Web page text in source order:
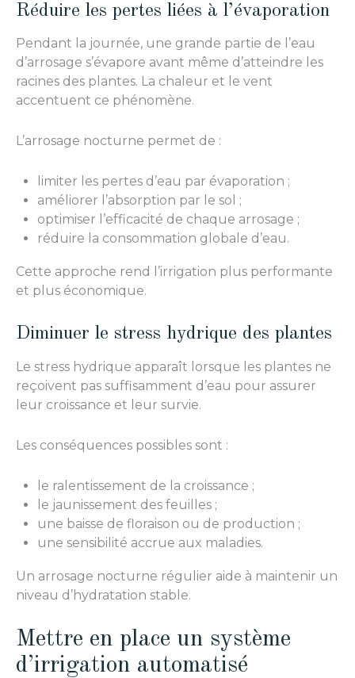
Réduire les pertes liées à l’évaporation
Pendant la journée, une grande partie de l’eau
d’arrosage s’évapore avant même d’atteindre les
racines des plantes. La chaleur et le vent
accentuent ce phénomène.
L’arrosage nocturne permet de :
limiter les pertes d’eau par évaporation ;
améliorer l’absorption par le sol ;
optimiser l’efficacité de chaque arrosage ;
réduire la consommation globale d’eau.
Cette approche rend l’irrigation plus performante
et plus économique.
Diminuer le stress hydrique des plantes
Le stress hydrique apparaît lorsque les plantes ne
reçoivent pas suffisamment d’eau pour assurer
leur croissance et leur survie.
Les conséquences possibles sont :
le ralentissement de la croissance ;
le jaunissement des feuilles ;
une baisse de floraison ou de production ;
une sensibilité accrue aux maladies.
Un arrosage nocturne régulier aide à maintenir un
niveau d’hydratation stable.
Mettre en place un système
d’irrigation automatisé